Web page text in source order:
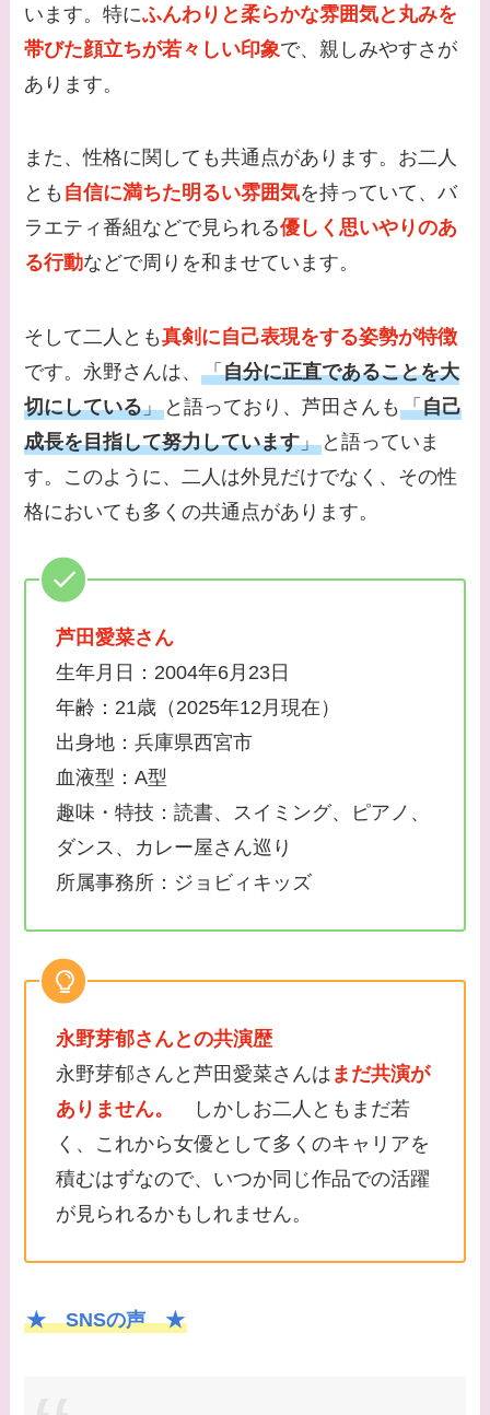
います。特にふんわりと柔らかな雰囲気と丸みを
帯びた顔立ちが若々しい印象で、親しみやすさが
あります。
また、性格に関しても共通点があります。お二人
とも 自信に満ちた明るい雰囲気を持っていて、バ
ラエティ番組などで見られる優しく思いやりのあ
る行動などで周りを和ませています。
そして二人とも真剣に自己表現をする姿勢が特徴
です。永野さんは、「自分に正直であることを大
切にしている」 と語っており、芦田さんも「自己
成長を目指して努力しています」 と語っていま
す。このように、二人は外見だけでなく、その性
格においても多くの共通点があります。
芦田愛菜さん
生年月日：2004年6月23日
年齢：21歳（2025年12月現在）
出身地：兵庫県西宮市
血液型：A型
趣味・特技：読書、スイミング、ピアノ、
ダンス、カレー屋さん巡り
所属事務所：ジョビィキッズ
永野芽郁さんとの共演歴
永野芽郁さんと芦田愛菜さんは まだ共演が
ありません。
しかしお二人ともまだ若
く、これから女優として多くのキャリアを
積むはずなので、いつか同じ作品での活躍
が見られるかもしれません。
★ SNSの声 ★